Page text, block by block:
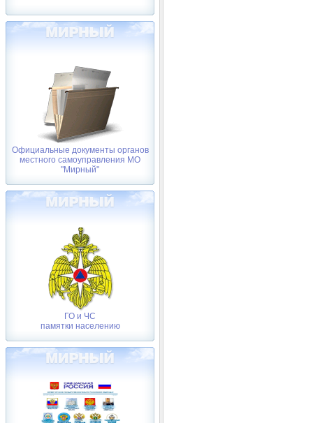
Официальные документы органов
местного самоуправления МО
"Мирный"
ГО и ЧС
памятки населению